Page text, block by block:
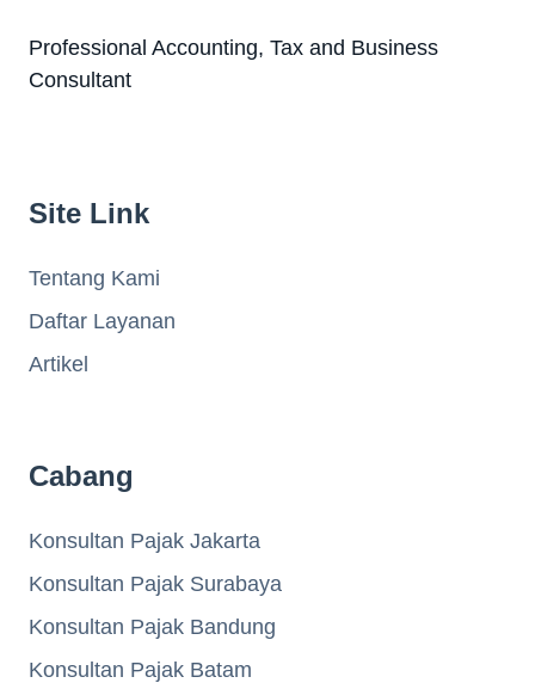
Professional Accounting, Tax and Business
Consultant
Site Link
Tentang Kami
Daftar Layanan
Artikel
Cabang
Konsultan Pajak Jakarta
Konsultan Pajak Surabaya
Konsultan Pajak Bandung
Konsultan Pajak Batam